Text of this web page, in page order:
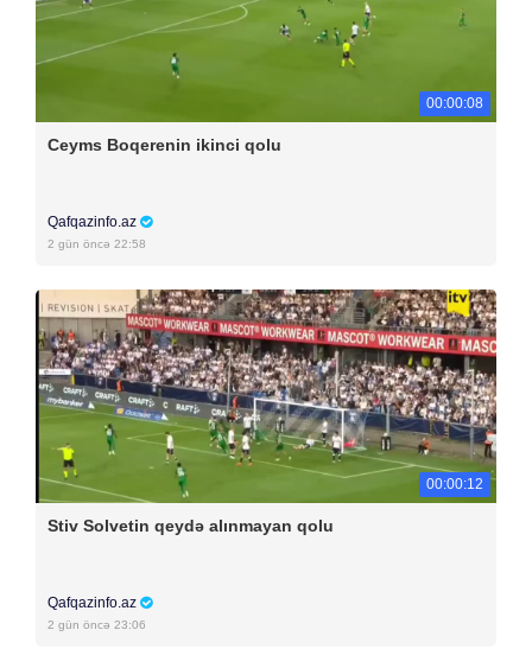
00:00:08
Ceyms Boqerenin ikinci qolu
Qafqazinfo.az
2 gün öncə 22:58
00:00:12
Stiv Solvetin qeydə alınmayan qolu
Qafqazinfo.az
2 gün öncə 23:06